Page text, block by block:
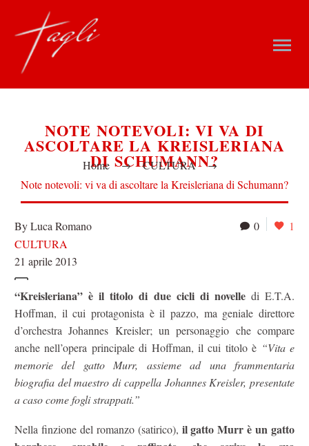
NOTE NOTEVOLI: VI VA DI
ASCOLTARE LA KREISLERIANA
DI SCHUMANN?
Home
CULTURA
Note notevoli: vi va di ascoltare la Kreisleriana di Schumann?
0 1
By Luca Romano
CULTURA
21 aprile 2013
“Kreisleriana” è il titolo di due cicli di novelledi E.T.A.
Hoffman, il cui protagonista è il pazzo, ma geniale direttore
d’orchestra Johannes Kreisler; un personaggio che compare
anche nell’opera principale di Hoffman, il cui titolo è “Vita e
memorie del gatto Murr, assieme ad una frammentaria
biografia del maestro di cappella Johannes Kreisler, presentate
a caso come fogli strappati.”
Nella finzione del romanzo (satirico), il gatto Murr è un gatto